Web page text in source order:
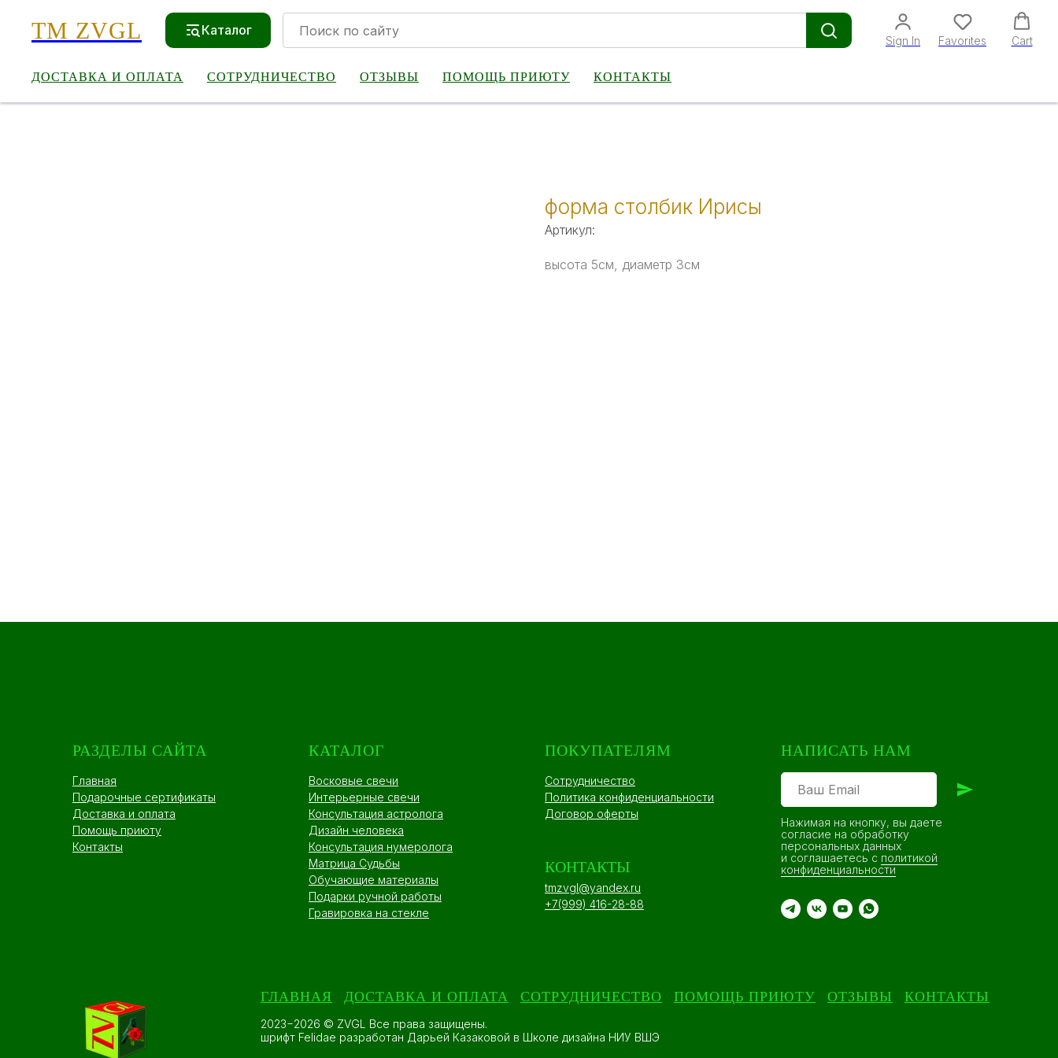
TM ZVGL Каталог
Sign In Favorites Cart
ДОСТАВКА И ОПЛАТА СОТРУДНИЧЕСТВО ОТЗЫВЫ ПОМОЩЬ ПРИЮТУ КОНТАКТЫ
форма столбик Ирисы
Артикул:
высота 5см, диаметр 3см
РАЗДЕЛЫ САЙТА
Главная
Подарочные сертификаты
Доставка и оплата
Помощь приюту
Контакты
КАТАЛОГ
Восковые свечи
Интерьерные свечи
Консультация астролога
Дизайн человека
Консультация нумеролога
Матрица Судьбы
Обучающие материалы
Подарки ручной работы
Гравировка на стекле
ПОКУПАТЕЛЯМ
Сотрудничество
Политика конфиденциальности
Договор оферты
КОНТАКТЫ
tmzvgl@yandex.ru
+7(999) 416-28-88
НАПИСАТЬ НАМ
Нажимая на кнопку, вы даете
согласие на обработку
персональных данных
и соглашаетесь c политикой
конфиденциальности
ГЛАВНАЯ ДОСТАВКА И ОПЛАТА СОТРУДНИЧЕСТВО ПОМОЩЬ ПРИЮТУ ОТЗЫВЫ КОНТАКТЫ
2023−2026 © ZVGL Все права защищены.
шрифт Felidae разработан Дарьей Казаковой в Школе дизайна НИУ ВШЭ